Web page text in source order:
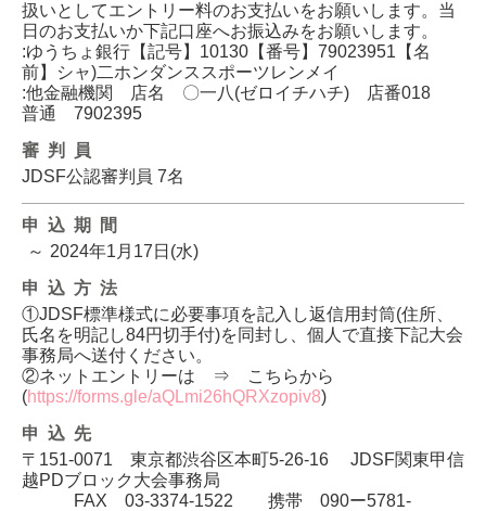
扱いとしてエントリー料のお支払いをお願いします。当
日のお支払いか下記口座へお振込みをお願いします。
:ゆうちょ銀行【記号】10130【番号】79023951【名
前】シャ)二ホンダンススポーツレンメイ
:他金融機関 店名 〇一八(ゼロイチハチ) 店番018
普通 7902395
審判員
JDSF公認審判員 7名
申込期間
～ 2024年1月17日(水)
申込方法
①JDSF標準様式に必要事項を記入し返信用封筒(住所、
氏名を明記し84円切手付)を同封し、個人で直接下記大会
事務局へ送付ください。
②ネットエントリーは ⇒ こちらから
(https://forms.gle/aQLmi26hQRXzopiv8)
申込先
〒151-0071 東京都渋谷区本町5-26-16 JDSF関東甲信
越PDブロック大会事務局
FAX 03-3374-1522 携帯 090ー5781-